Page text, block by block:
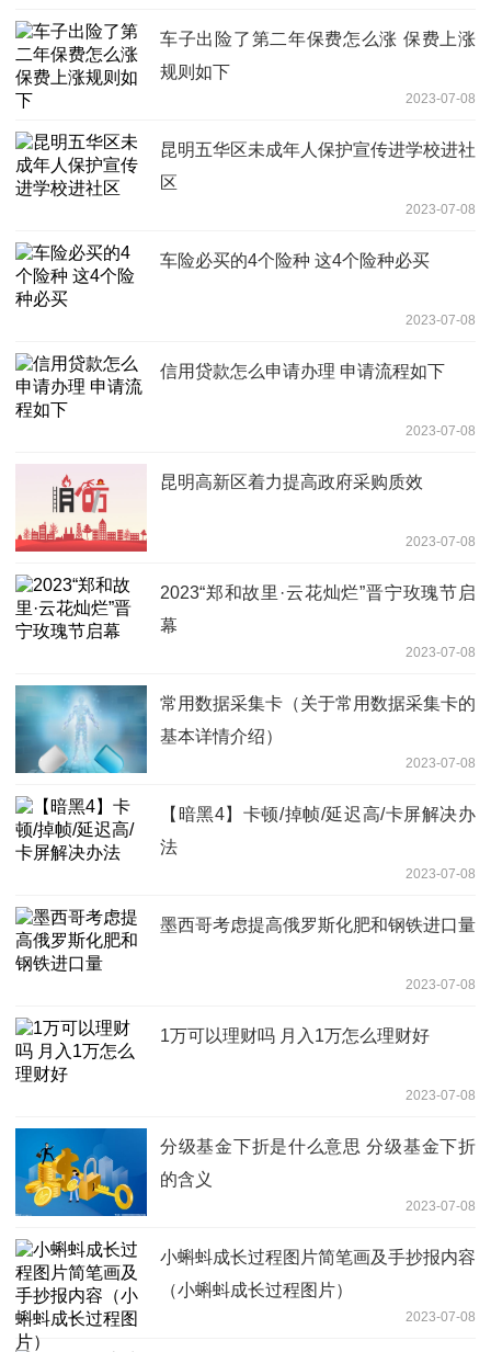
车子出险了第二年保费怎么涨 保费上涨
规则如下
2023-07-08
昆明五华区未成年人保护宣传进学校进社
区
2023-07-08
车险必买的4个险种 这4个险种必买
2023-07-08
信用贷款怎么申请办理 申请流程如下
2023-07-08
昆明高新区着力提高政府采购质效
2023-07-08
2023“郑和故里·云花灿烂”晋宁玫瑰节启
幕
2023-07-08
常用数据采集卡（关于常用数据采集卡的
基本详情介绍）
2023-07-08
【暗黑4】卡顿/掉帧/延迟高/卡屏解决办
法
2023-07-08
墨西哥考虑提高俄罗斯化肥和钢铁进口量
2023-07-08
1万可以理财吗 月入1万怎么理财好
2023-07-08
分级基金下折是什么意思 分级基金下折
的含义
2023-07-08
小蝌蚪成长过程图片简笔画及手抄报内容
（小蝌蚪成长过程图片）
2023-07-08